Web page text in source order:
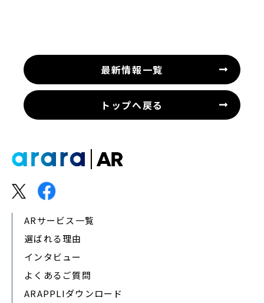
最新情報一覧
トップへ戻る
ARサービス一覧
選ばれる理由
インタビュー
よくあるご質問
ARAPPLIダウンロード